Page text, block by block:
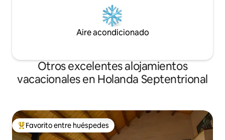
Aire acondicionado
Otros excelentes alojamientos
vacacionales en Holanda Septentrional
De los mejores en Favorito entre huéspedes
Favorito entre huéspedes